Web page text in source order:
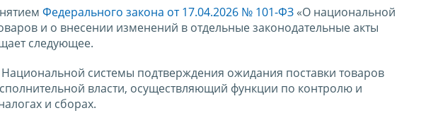
Федерального закона от 17.04.2026 № 101-ФЗ «О национальной
и о внесении изменений в отдельные законодательные акты
следующее.
системы подтверждения ожидания поставки товаров
власти, осуществляющий функции по контролю и
и сборах.